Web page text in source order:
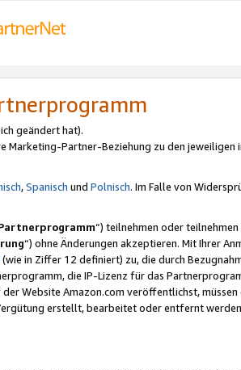
geändert hat).
Marketing-Partner-Beziehung zu den jeweiligen
,Spanisch und Polnisch. Im Falle von
“) teilnehmen oder teilnehmen
“) ohne Änderungen akzeptieren. Mit Ihrer
(wie in Ziffer 12 definiert) zu, die durch
die IP-Lizenz für das
Website Amazon.com veröffentlichst,
erstellt, bearbeitet oder entfernt